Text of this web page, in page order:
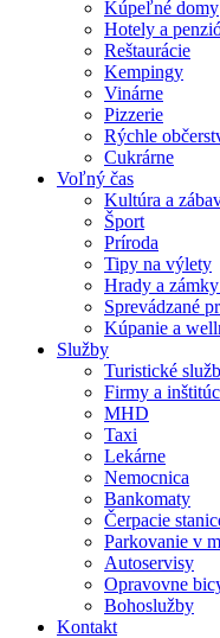
Kúpeľné domy
Hotely a
Reštaurácie
Kempingy
Vinárne
Pizzerie
Rýchle
Cukrárne
Voľný čas
Kultúra a
Šport
Príroda
Tipy na výlety
Hrady a
Sprevádzané
Kúpanie a
Služby
Turistické
Firmy a
MHD
Taxi
Lekárne
Nemocnica
Bankomaty
Čerpacie
Parkovanie v
Autoservisy
Opravovne
Bohoslužby
Kontakt